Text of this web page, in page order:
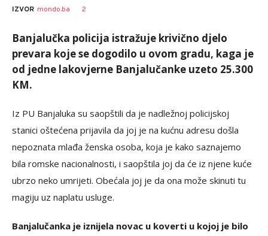
AUTOR Spasenić
IZVOR mondo.ba 2
Banjalučka policija istražuje krivično djelo
prevara koje se dogodilo u ovom gradu, kaga je
od jedne lakovjerne Banjalučanke uzeto 25.300
KM.
Iz PU Banjaluka su saopštili da je nadležnoj policijskoj
stanici oštećena prijavila da joj je na kućnu adresu došla
nepoznata mlađa ženska osoba, koja je kako saznajemo
bila romske nacionalnosti, i saopštila joj da će iz njene kuće
ubrzo neko umrijeti. Obećala joj je da ona može skinuti tu
magiju uz naplatu usluge.
Banjalučanka je iznijela novac u koverti u kojoj je bilo